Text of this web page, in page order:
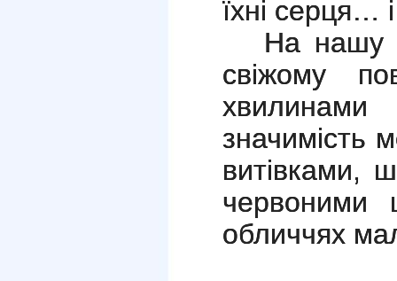
їхні серця…
На нашу
свіжому
значимість
витівками,
червоними
обличчях